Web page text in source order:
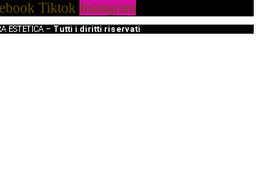
Tiktok Instagram
ESTETICA – Tutti i diritti riservati